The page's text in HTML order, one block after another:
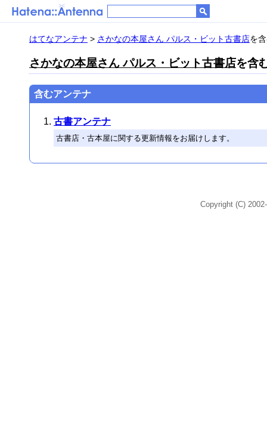
はてなアンテナ > さかなの本屋さん パルス・ビット古書店を
さかなの本屋さん パルス・ビット古書店を含
含むアンテナ
古書アンテナ
古書店・古本屋に関する更新情報をお届けします。
Copyright (C)